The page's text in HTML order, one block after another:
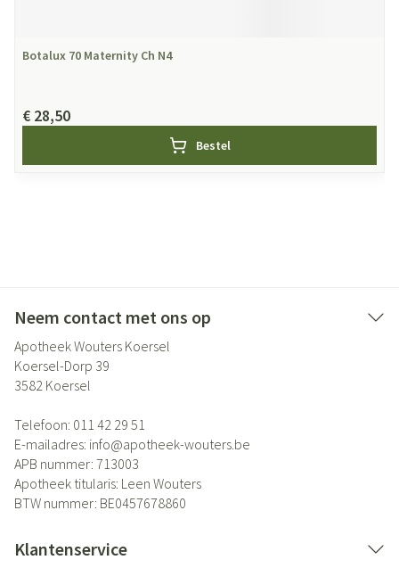
Botalux 70 Maternity Ch N4
€ 28,50
Bestel
Neem contact met ons op
Apotheek Wouters Koersel
Koersel-Dorp 39
3582 Koersel
Telefoon: 011 42 29 51
E-mailadres: info@apotheek-wouters.be
APB nummer: 713003
Apotheek titularis: Leen Wouters
BTW nummer: BE0457678860
Klantenservice